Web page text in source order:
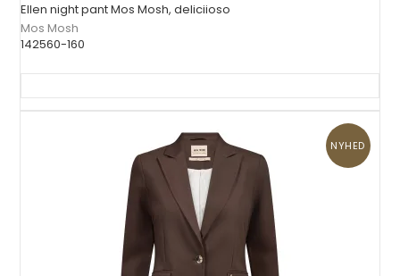
Ellen night pant Mos Mosh, deliciioso
Mos Mosh
142560-160
NYHED